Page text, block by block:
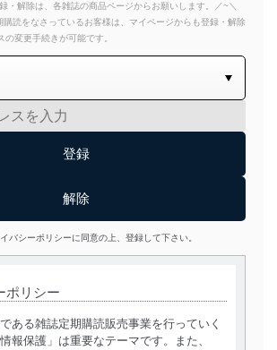
解除は、各雑誌の商品ページからお願いします。／~＼
読をなさっているお客様は、マイページからも登録・解除
の変更手続きが可能です。
バシーポリシーに同意の上、登録して下さい。
ポリシー
ある雑誌定期購読販売事業を行っていく
報保護」は重要なテーマです。また、